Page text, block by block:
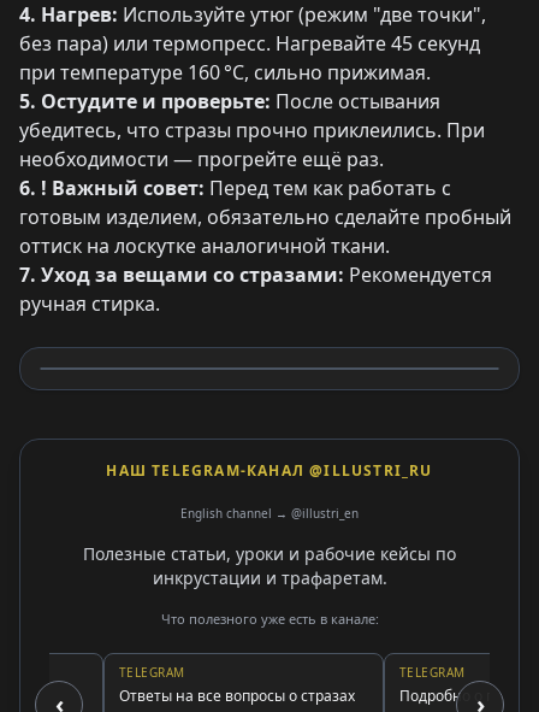
4. Нагрев: Используйте утюг (режим "две точки",
без пара) или термопресс. Нагревайте 45 секунд
при температуре 160 °C, сильно прижимая.
5. Остудите и проверьте: После остывания
убедитесь, что стразы прочно приклеились. При
необходимости — прогрейте ещё раз.
6. ! Важный совет: Перед тем как работать с
готовым изделием, обязательно сделайте пробный
оттиск на лоскутке аналогичной ткани.
7. Уход за вещами со стразами: Рекомендуется
ручная стирка.
НАШ TELEGRAM-КАНАЛ @ILLUSTRI_RU
English channel → @illustri_en
Полезные статьи, уроки и рабочие кейсы по
инкрустации и трафаретам.
Что полезного уже есть в канале:
‹
TELEGRAM
Ответы на все вопросы о стразах
TELEGRAM
Подробно о подписке и
›